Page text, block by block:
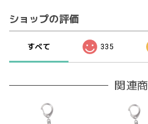
ショップの評価
すべて 335
関連